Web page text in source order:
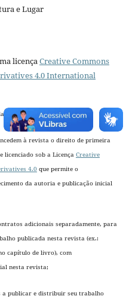
e Lugar
licençaCreative Commons
4.0 International
com os seguintes termos:
à revista o direito de primeira
licenciado sob a Licença Creative
4.0 que permite o
da autoria e publicação inicial
adicionais separadamente, para
publicada nesta revista (ex.:
capítulo de livro), com
nesta revista;
a publicar e distribuir seu trabalho